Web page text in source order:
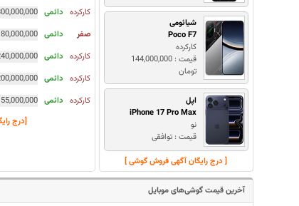
شیائومی
Poco F7
کارکرده
قیمت : 144,000,000
تومان
اپل
iPhone 17 Pro Max
نو
قیمت : توافقی
[ درج رایگان آگهی فروش گوشی ]
کارکرده دائمی 300,000,000
صفر دائمی 180,000,000
کارکرده دائمی 240,000,000
کارکرده دائمی 200,000,000
کارکرده دائمی 155,000,000
[درج
آخرین قیمت گوشی‌های موبایل